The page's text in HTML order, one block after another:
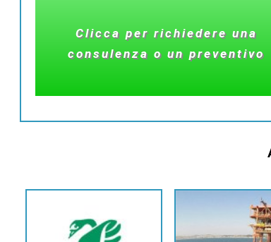
Clicca per richiedere una
consulenza o un preventivo